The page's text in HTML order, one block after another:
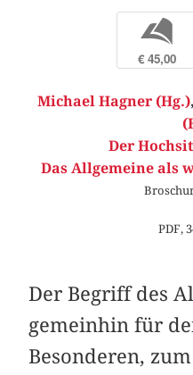
b
€ 45,00
Michael Hagner (Hg.),
Der
Das Allgemeine als
PDF,
Der Begriff des
gemeinhin für
Besonderen,